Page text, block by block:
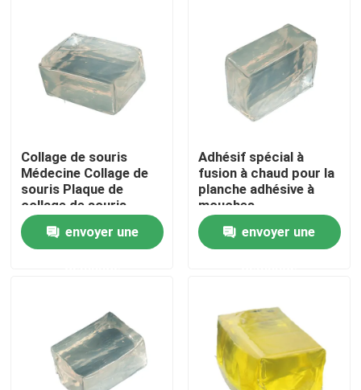
Aperçu
A propos de nous
Collage de souris
Médecine Collage de
souris Plaque de
collage de souris
Forte Collage de
souris à haute
viscosité
envoyer une
Adhésif spécial à
fusion à chaud pour la
planche adhésive à
mouches
envoyer une